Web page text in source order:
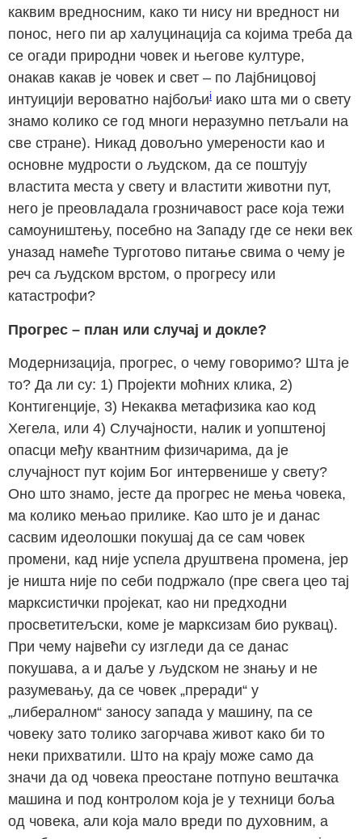
каквим вредносним, како ти нису ни вредност ни
понос, него пи ар халуцинација са којима треба да
се огади природни човек и његове културе,
онакав какав је човек и свет – по Лајбницовој
интуицији вероватно најбољиi иако шта ми о свету
знамо колико се год многи неразумно петљали на
све стране). Никад довољно умерености као и
основне мудрости о људском, да се поштују
властита места у свету и властити животни пут,
него је преовладала грозничавост расе која тежи
самоуништењу, посебно на Западу где се неки век
уназад намеће Турготово питање свима о чему је
реч са људском врстом, о прогресу или
катастрофи?
Прогрес – план или случај и докле?
Модернизација, прогрес, о чему говоримо? Шта је
то? Да ли су: 1) Пројекти моћних клика, 2)
Контигенције, 3) Некаква метафизика као код
Хегела, или 4) Случајности, налик и уопштеној
опасци међу квантним физичарима, да је
случајност пут којим Бог интервенише у свету?
Оно што знамо, јесте да прогрес не мења човека,
ма колико мењао прилике. Као што је и данас
сасвим идеолошки покушај да се сам човек
промени, кад није успела друштвена промена, јер
је ништа није по себи подржало (пре свега цео тај
марксистички пројекат, као ни предходни
просветитељски, коме је марксизам био руквац).
При чему највећи су изгледи да се данас
покушава, а и даље у људском не знању и не
разумевању, да се човек „преради“ у
„либералном“ заносу запада у машину, па се
човеку зато толико загорчава живот како би то
неки прихватили. Што на крају може само да
значи да од човека преостане потпуно вештачка
машина и под контролом која је у техници боља
од човека, али која мало вреди по духовним, а